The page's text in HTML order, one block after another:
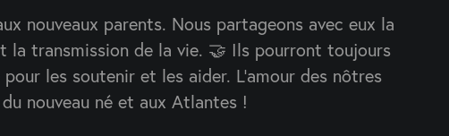
nouveaux parents. Nous partageons avec eux la
la transmission de la vie. 🤝 Ils pourront toujours
les soutenir et les aider. L'amour des nôtres
nouveau né et aux Atlantes !